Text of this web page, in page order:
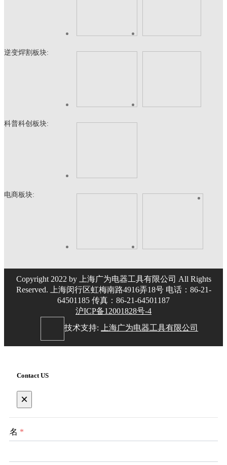
逆变焊割板块:
科普科创板块:
电商板块:
Copyright 2022 by 上海广为电器工具有限公司 All Rights
Reserved. 上海闵行区虹梅南路4916弄18号 电话：86-21-
64501185 传真：86-21-64501187
沪ICP备12001828号-4
技术支持:上海广为电器工具有限公司
Contact US
×
姓名 *